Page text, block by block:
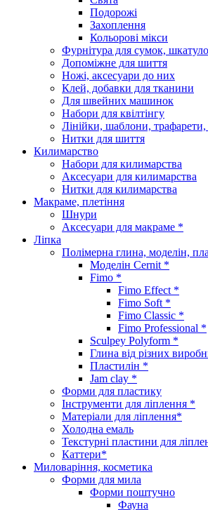
Подорожі
Захоплення
Кольорові мікси
Фурнітура для сумок,
Допоміжне для шиття
Ножі, аксесуари до них
Клей, добавки для тканини
Для швейних машинок
Набори для квілтінгу
Лінійки, шаблони,
Нитки для шиття
Килимарство
Набори для килимарства
Аксесуари для килимарства
Нитки для килимарства
Макраме, плетіння
Шнури
Аксесуари для макраме *
Ліпка
Полімерна глина, моделін,
Моделін Cernit *
Fimo *
Fimo Effect *
Fimo Soft *
Fimo Classic *
Fimo Professional *
Sculpey Polyform *
Глина від різних
Пластилін *
Jam clay *
Форми для пластику
Інструменти для ліплення *
Матеріали для ліплення*
Холодна емаль
Текстурні пластини для
Каттери*
Миловаріння, косметика
Форми для мила
Форми поштучно
Фауна